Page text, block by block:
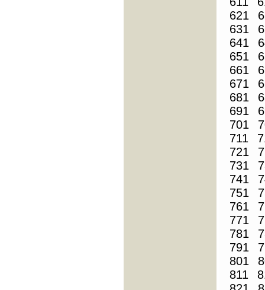
621
631
641
651
661
671
681
691
701
711
721
731
741
751
761
771
781
791
801
811